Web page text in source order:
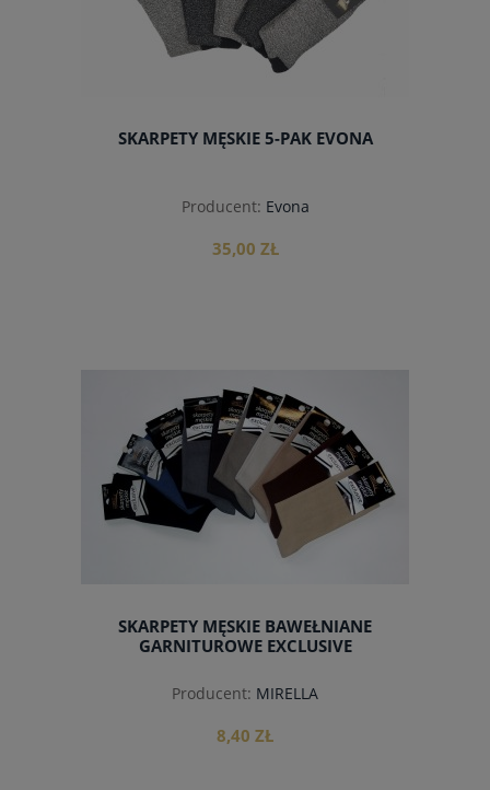
SKARPETY MĘSKIE 5-PAK EVONA
Producent: Evona
35,00 ZŁ
do koszyka
SKARPETY MĘSKIE BAWEŁNIANE
GARNITUROWE EXCLUSIVE
Producent: MIRELLA
8,40 ZŁ